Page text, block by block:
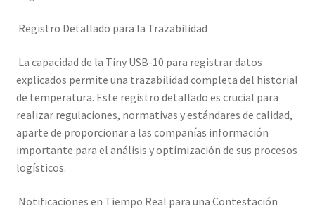
Registro Detallado para la Trazabilidad
La capacidad de la Tiny USB-10 para registrar datos
explicados permite una trazabilidad completa del historial
de temperatura. Este registro detallado es crucial para
realizar regulaciones, normativas y estándares de calidad,
aparte de proporcionar a las compañías información
importante para el análisis y optimización de sus procesos
logísticos.
Notificaciones en Tiempo Real para una Contestación